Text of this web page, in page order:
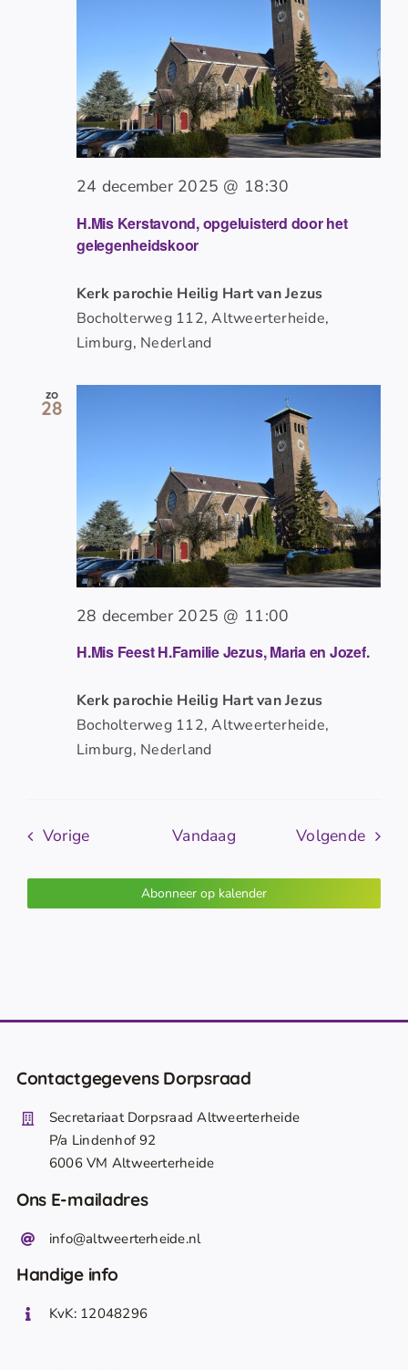
H.Mis Kerstavond, opgeluisterd door het
gelegenheidskoor
24 december 2025 @ 18:30
Kerk parochie Heilig Hart van Jezus
Bocholterweg 112, Altweerterheide,
Limburg, Nederland
zo
28
H.Mis Feest H.Familie Jezus, Maria en Jozef.
28 december 2025 @ 11:00
Kerk parochie Heilig Hart van Jezus
Bocholterweg 112, Altweerterheide,
Limburg, Nederland
VorigeEvenementenVandaag Volgende
Abonneer op kalender
Contactgegevens Dorpsraad
Secretariaat Dorpsraad Altweerterheide
P/a Lindenhof 92
6006 VM Altweerterheide
Ons E-mailadres
info@altweerterheide.nl
Handige info
KvK: 12048296